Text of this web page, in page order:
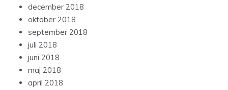
december 2018
oktober 2018
september 2018
juli 2018
juni 2018
maj 2018
april 2018